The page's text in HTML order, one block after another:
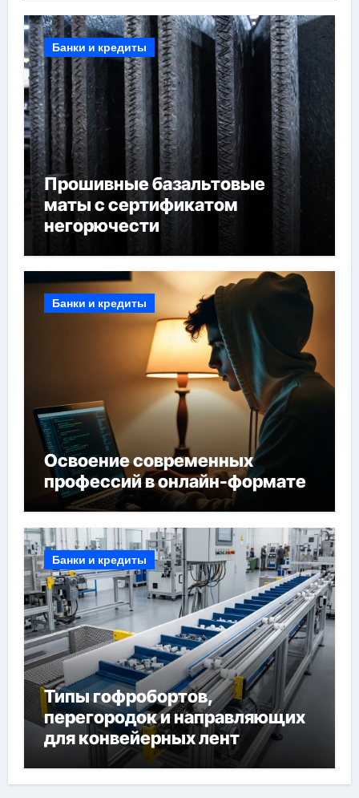
Банки и кредиты
Прошивные базальтовые
маты с сертификатом
негорючести
Банки и кредиты
Освоение современных
профессий в онлайн-формате
Банки и кредиты
Типы гофробортов,
перегородок и направляющих
для конвейерных лент